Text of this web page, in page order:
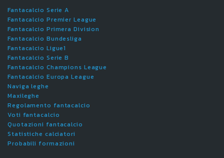
Fantacalcio Serie A
Fantacalcio Premier League
Fantacalcio Primera Division
Fantacalcio Bundesliga
Fantacalcio Ligue1
Fantacalcio Serie B
Fantacalcio Champions League
Fantacalcio Europa League
Naviga leghe
Maxileghe
Regolamento fantacalcio
Voti fantacalcio
Quotazioni fantacalcio
Statistiche calciatori
Probabili formazioni